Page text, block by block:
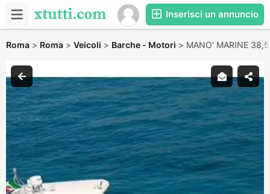
Inserisci un annuncio
Roma > Roma > Veicoli > Barche - Motori > MANO' MARINE